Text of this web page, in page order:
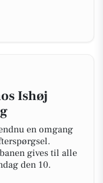
Ishøj
en omgang
gives til alle
den 10.